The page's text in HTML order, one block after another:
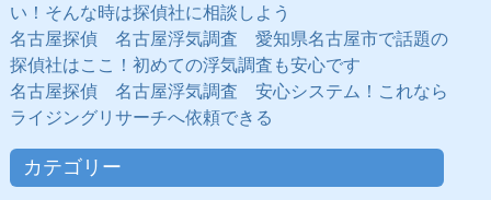
い！そんな時は探偵社に相談しよう
名古屋探偵 名古屋浮気調査 愛知県名古屋市で話題の
探偵社はここ！初めての浮気調査も安心です
名古屋探偵 名古屋浮気調査 安心システム！これなら
ライジングリサーチへ依頼できる
カテゴリー